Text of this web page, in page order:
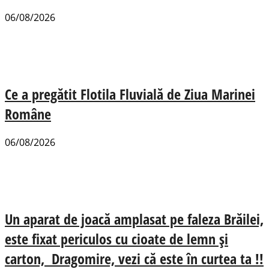
06/08/2026
Ce a pregătit Flotila Fluvială de Ziua Marinei
Române
06/08/2026
Un aparat de joacă amplasat pe faleza Brăilei,
este fixat periculos cu cioate de lemn și
carton, Dragomire, vezi că este în curtea ta !!